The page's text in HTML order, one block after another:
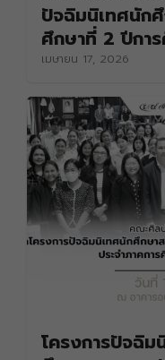
ปัจฉิมนิเทศนักศึ
ศึกษาที่ 2 ปีกา
เมษายน 17, 2026
โครงการปัจฉิ